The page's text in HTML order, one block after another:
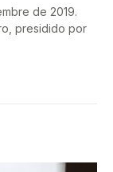
de 2019.
presidido por